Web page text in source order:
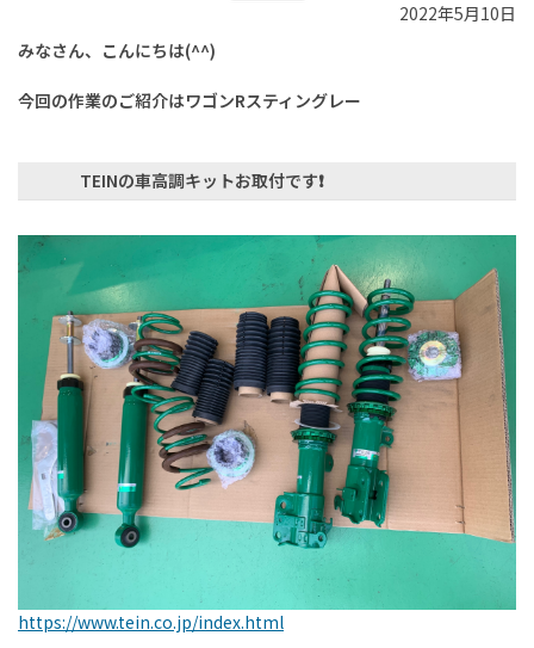
2022年5月10日
みなさん、こんにちは(^^)
今回の作業のご紹介はワゴンRスティングレー
TEINの車高調キットお取付です❗️
https://www.tein.co.jp/index.html